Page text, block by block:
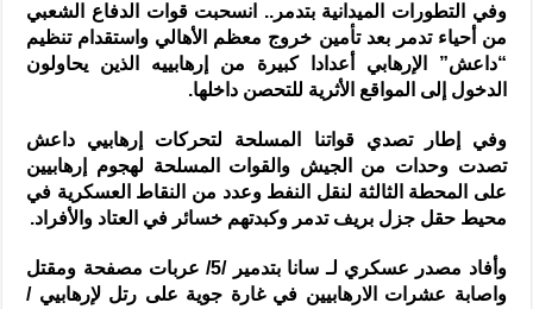
وفي التطورات الميدانية بتدمر.. انسحبت قوات الدفاع الشعبي
من أحياء تدمر بعد تأمين خروج معظم الأهالي واستقدام تنظيم
“داعش” الإرهابي أعدادا كبيرة من إرهابييه الذين يحاولون
الدخول إلى المواقع الأثرية للتحصن داخلها.
وفي إطار تصدي قواتنا المسلحة لتحركات إرهابيي داعش
تصدت وحدات من الجيش والقوات المسلحة لهجوم إرهابيين
على المحطة الثالثة لنقل النفط وعدد من النقاط العسكرية في
محيط حقل جزل بريف تدمر وكبدتهم خسائر في العتاد والأفراد.
وأفاد مصدر عسكري لـ سانا بتدمير /5/ عربات مصفحة ومقتل
واصابة عشرات الارهابيين في غارة جوية على رتل لإرهابيي /